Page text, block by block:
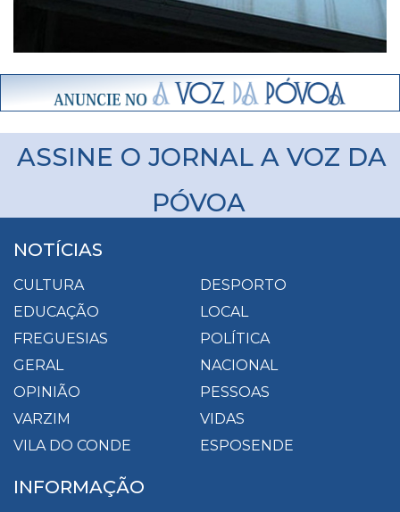
ASSINE O JORNAL A VOZ DA
PÓVOA
NOTÍCIAS
CULTURA
DESPORTO
EDUCAÇÃO
LOCAL
FREGUESIAS
POLÍTICA
GERAL
NACIONAL
OPINIÃO
PESSOAS
VARZIM
VIDAS
VILA DO CONDE
ESPOSENDE
INFORMAÇÃO